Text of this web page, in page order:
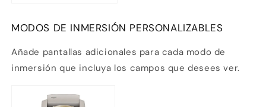
MODOS DE INMERSIÓN PERSONALIZABLES
Añade pantallas adicionales para cada modo de
inmersión que incluya los campos que desees ver.